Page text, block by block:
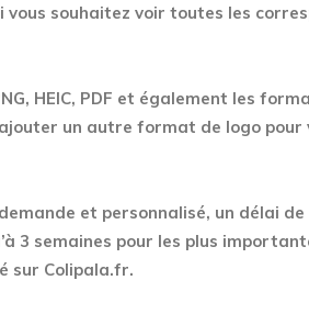
vous souhaitez voir toutes les
HEIC, PDF et également les
un autre format de logo pour
et personnalisé, un délai
3 semaines pour les plus
sur Colipala.fr.